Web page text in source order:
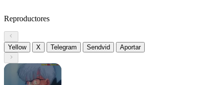
Reproductores
Yellow X Telegram Sendvid Aportar